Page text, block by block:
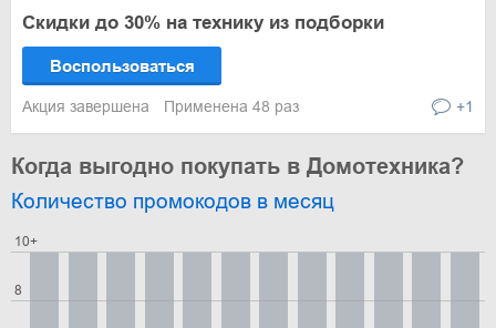
Скидки до 30% на технику из подборки
Воспользоваться
Акция завершена Применена 48 раз +1
Когда выгодно покупать в Домотехника?
Количество промокодов в месяц
8
10+